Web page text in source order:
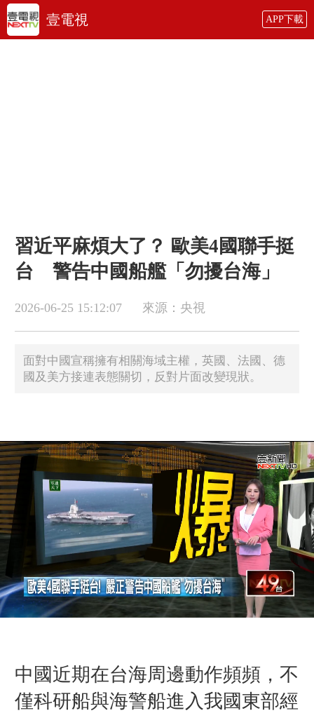
壹電視 APP下載
習近平麻煩大了？ 歐美4國聯手挺
台 警告中國船艦「勿擾台海」
2026-06-25 15:12:07 來源：央視
面對中國宣稱擁有相關海域主權，英國、法國、德
國及美方接連表態關切，反對片面改變現狀。
中國近期在台海周邊動作頻頻，不
僅科研船與海警船進入我國東部經